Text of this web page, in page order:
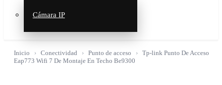
Cámara IP
Inicio Conectividad Punto de acceso
Tp-link Punto De Acceso
Eap773 Wifi 7 De Montaje En Techo Be9300